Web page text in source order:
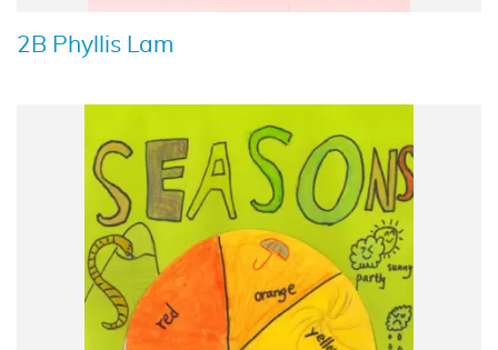
2B Phyllis Lam